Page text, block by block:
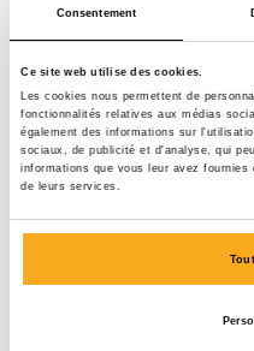
Consentement
Ce site web utilise des cookies.
Les cookies nous permettent de
fonctionnalités relatives aux médias
également des informations sur
sociaux, de publicité et d'analyse, qui
informations que vous leur avez
de leurs services.